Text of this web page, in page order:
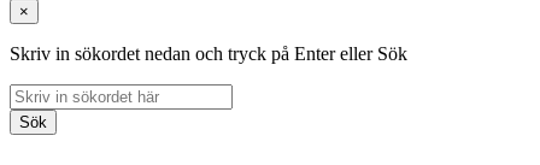
×
Skriv in sökordet nedan och tryck på Enter eller Sök
Sök